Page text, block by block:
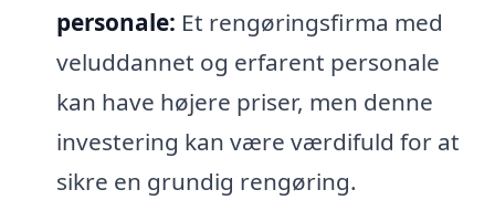
personale: Et rengøringsfirma med
veluddannet og erfarent personale
kan have højere priser, men denne
investering kan være værdifuld for at
sikre en grundig rengøring.